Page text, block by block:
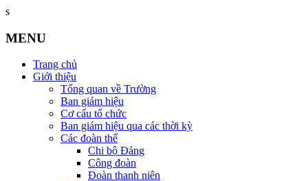
s
MENU
Trang chủ
Giới thiệu
Tổng quan về Trường
Ban giám hiệu
Cơ cấu tổ chức
Ban giám hiệu qua các thời kỳ
Các đoàn thể
Chi bộ Đảng
Công đoàn
Đoàn thanh niên